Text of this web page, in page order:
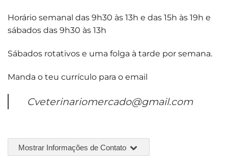
Horário semanal das 9h30 às 13h e das 15h às 19h e
sábados das 9h30 às 13h
Sábados rotativos e uma folga à tarde por semana.
Manda o teu currículo para o email
Cveterinariomercado@gmail.com
Mostrar Informações de Contato